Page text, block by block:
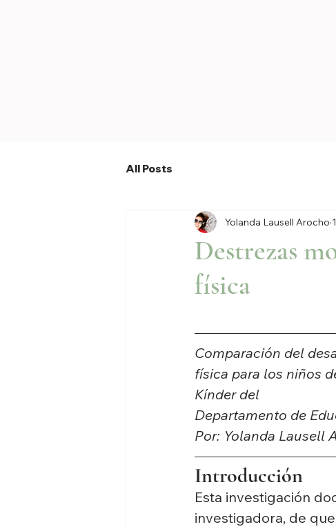
All Posts
Destrezas
física
Yolanda Lausell Arocho
Comparación del
física para los niños
Kínder del
Departamento de
Por: Yolanda Lausell
Introducción
Esta investigación
investigadora, de